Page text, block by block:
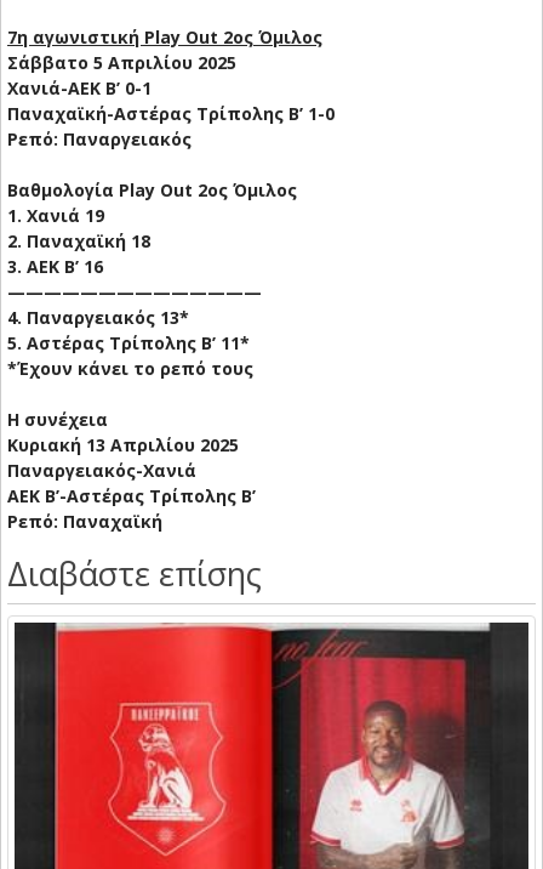
7η αγωνιστική Play Out 2ος Όμιλος
Σάββατο 5 Απριλίου 2025
Χανιά-ΑΕΚ Β’ 0-1
Παναχαϊκή-Αστέρας Τρίπολης B’ 1-0
Ρεπό: Παναργειακός
Βαθμολογία Play Out 2ος Όμιλος
1. Χανιά 19
2. Παναχαϊκή 18
3. ΑΕΚ Β’ 16
——————————————
4. Παναργειακός 13*
5. Αστέρας Τρίπολης B’ 11*
*Έχουν κάνει το ρεπό τους
Η συνέχεια
Κυριακή 13 Απριλίου 2025
Παναργειακός-Χανιά
ΑΕΚ Β’-Αστέρας Τρίπολης B’
Ρεπό: Παναχαϊκή
Διαβάστε επίσης